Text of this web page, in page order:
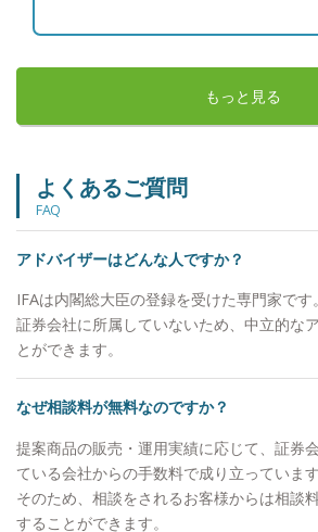
いいか？ 【好きな本】 成功哲学
せば成る 【趣味・特技】 仕事で貢
よりの生きがい。読書、映画鑑賞、
ナウイルスに関する弊社の考え方（
いた実体経済に与える影響、相場変
よりはかなり大きなものとなってお
感じている方が非常に多いことと思
ような中、弊社の考え方をご参考ま
いただきます。今回は単なる不安に
だけでなく、実際の企業業績に直接
赤字決算）企業も多数出ると思われ
この場合でも5年・10年の長期的視
保有で大丈夫と判断しております。
に関しては、多くの企業は、あらゆ
ようとして対応し、企業利益を出す
もっと見る
よくあるご質問
FAQ
アドバイザーはどんな人ですか？
IFAは内閣総大臣の登録を受けた専門家です。
証券会社に所属していないため、中立的な
とができます。
なぜ相談料が無料なのですか？
提案商品の販売・運用実績に応じて、証券
ている会社からの手数料で成り立っています
そのため、相談をされるお客様からは相談
することができます。